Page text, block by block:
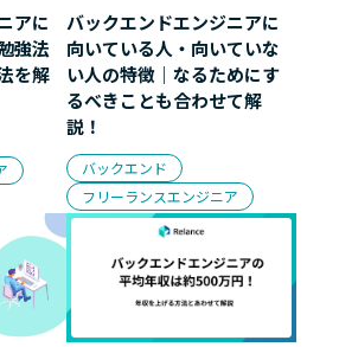
アに
強法
を解
バックエンドエンジニアに
向いている人・向いていな
い人の特徴｜なるためにす
るべきことも合わせて解
説！
バックエンド
フリーランスエンジニア